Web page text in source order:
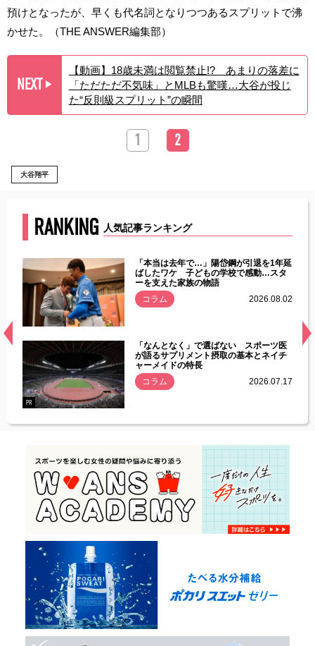
預けとなったが、早くも代名詞となりつつあるスプリットで沸
かせた。（THE ANSWER編集部）
NEXT ▶︎
【動画】18歳未満は閲覧禁止!? あまりの落差に
「ただただ不気味」とMLBも驚嘆…大谷が投じ
た“反則級スプリット”の瞬間
1 2
大谷翔平
RANKING 人気記事ランキング
常
「本当は去年で…」陽岱鋼が引退を1年延
ばしたワケ 子どもの学校で感動…スタ
ーを支えた家族の物語
コラム
2026.08.02
PR
「なんとなく」で選ばない スポーツ医
が語るサプリメント摂取の基本とネイチ
ャーメイドの特長
コラム
2026.07.17